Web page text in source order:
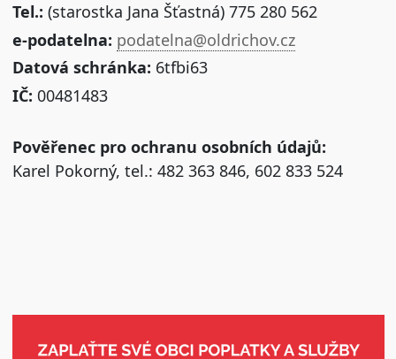
Tel.: (starostka Jana Šťastná) 775 280 562
e-podatelna: podatelna@oldrichov.cz
Datová schránka: 6tfbi63
IČ: 00481483
Pověřenec pro ochranu osobních údajů:
Karel Pokorný, tel.: 482 363 846, 602 833 524